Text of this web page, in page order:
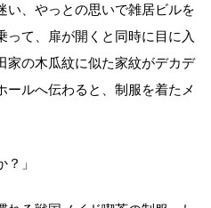
、やっとの思いで雑居ビルを
て、扉が開くと同時に目に入
家の木瓜紋に似た家紋がデカデ
ールへ伝わると、制服を着たメ
」